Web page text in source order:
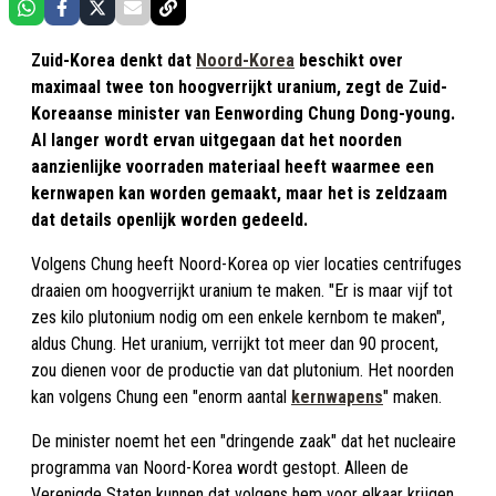
Zuid-Korea denkt dat Noord-Korea beschikt over
maximaal twee ton hoogverrijkt uranium, zegt de Zuid-
Koreaanse minister van Eenwording Chung Dong-young.
Al langer wordt ervan uitgegaan dat het noorden
aanzienlijke voorraden materiaal heeft waarmee een
kernwapen kan worden gemaakt, maar het is zeldzaam
dat details openlijk worden gedeeld.
Volgens Chung heeft Noord-Korea op vier locaties centrifuges
draaien om hoogverrijkt uranium te maken. "Er is maar vijf tot
zes kilo plutonium nodig om een enkele kernbom te maken",
aldus Chung. Het uranium, verrijkt tot meer dan 90 procent,
zou dienen voor de productie van dat plutonium. Het noorden
kan volgens Chung een "enorm aantal kernwapens" maken.
De minister noemt het een "dringende zaak" dat het nucleaire
programma van Noord-Korea wordt gestopt. Alleen de